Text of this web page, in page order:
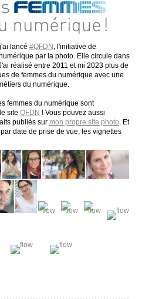
lancé #QFDN
, l'initiative de
par la photo. Elle circule dans
réalisé entre 2011 et mi 2023 plus de
de femmes du numérique avec une
du numérique.
femmes du numérique sont
site QFDN ! Vous pouvez aussi
publiés sur mon propre site photo . Et
date de prise de vue, les vignettes